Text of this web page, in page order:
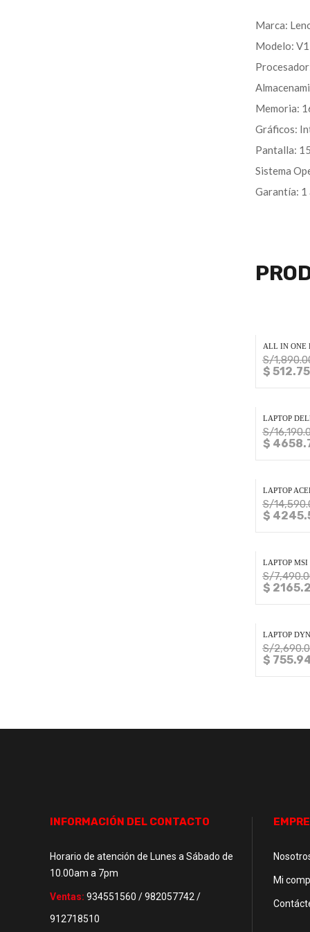
Marca:
Modelo:
Memoria:
Gráficos:
Pantalla:
Sistema
Garantía: 1
ALL IN ONE
S/
$ 512.75
LAPTOP
S/
$
LAPTOP
S/
$
LAPTOP MSI
S/
$
LAPTOP
S/
$
INFORMACIÓN DEL CONTACTO
Horario de atención de Lunes a Sábado de
10.00am a 7pm
Ventas: 934551560 / 982057742 /
912718510
Mi